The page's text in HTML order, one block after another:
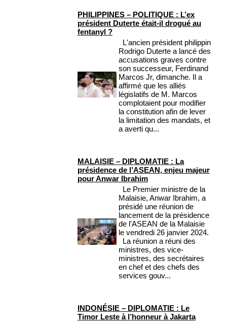
PHILIPPINES – POLITIQUE : L’ex
président Duterte était-il drogué au
fentanyl ?
L'ancien président philippin
Rodrigo Duterte a lancé des
accusations graves contre
son successeur, Ferdinand
Marcos Jr, dimanche. Il a
affirmé que les alliés
législatifs de M. Marcos
complotaient pour modifier
la constitution afin de lever
la limitation des mandats, et
a averti qu...
MALAISIE – DIPLOMATIE : La
présidence de l’ASEAN, enjeu majeur
pour Anwar Ibrahim
Le Premier ministre de la
Malaisie, Anwar Ibrahim, a
présidé une réunion de
lancement de la présidence
de l'ASEAN de la Malaisie
le vendredi 26 janvier 2024.
La réunion a réuni des
ministres, des vice-
ministres, des secrétaires
en chef et des chefs des
services gouv...
INDONÉSIE – DIPLOMATIE : Le
Timor Leste à l’honneur à Jakarta